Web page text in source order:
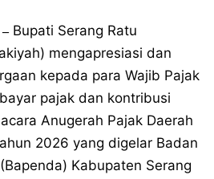
–Bupati Serang Ratu
mengapresiasi dan
kepada para Wajib Pajak
pajak dan kontribusi
Anugerah Pajak Daerah
2026 yang digelar Badan
Kabupaten Serang